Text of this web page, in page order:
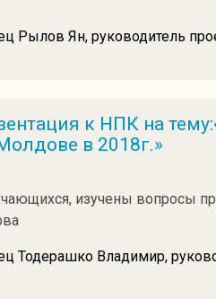
Рылов Ян, руководитель
к НПК на
в 2018г.»
изучены вопросы
Тодерашко Владимир,